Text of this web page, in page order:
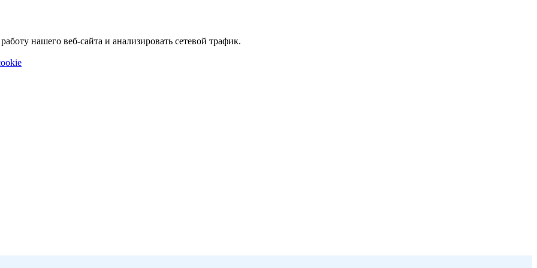
нашего веб-сайта и анализировать сетевой трафик.